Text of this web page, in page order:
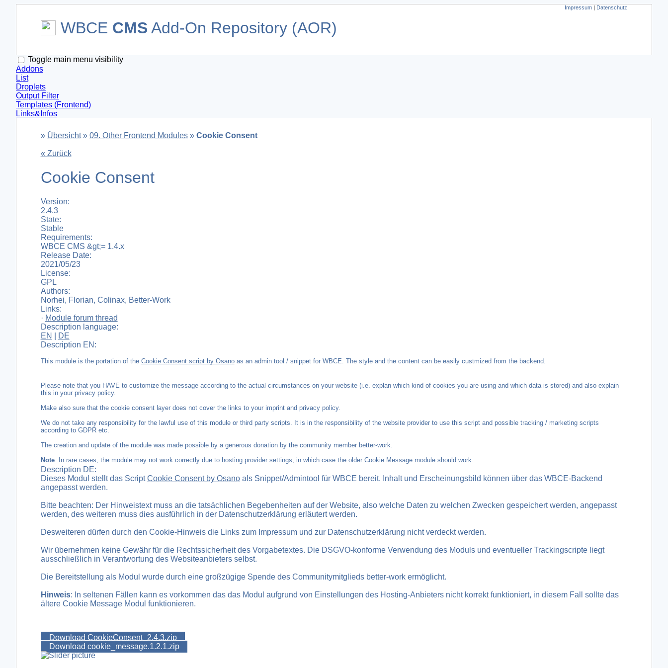
Impressum | Datenschutz
WBCE CMS Add-On Repository (AOR)
Toggle main menu visibility
Addons
List
Droplets
Output Filter
Templates (Frontend)
Links&Infos
» Übersicht» 09. Other Frontend Modules» Cookie Consent
« Zurück
Cookie Consent
Version:
2.4.3
State:
Stable
Requirements:
WBCE CMS &gt;= 1.4.x
Release Date:
2021/05/23
License:
GPL
Authors:
Norhei, Florian, Colinax, Better-Work
Links:
· Module forum thread
Description language:
EN
DE
Description EN:
This module is the portation of the Cookie Consent script by Osanoas an admin tool / snippet for WBCE. The style and the content can be easily custmized from the backend.
Please note that you HAVE to customize the message according to the actual circumstances on your website (i.e. explan which kind of cookies you are using and which data is stored) and also explain
this in your privacy policy.
Make also sure that the cookie consent layer does not cover the links to your imprint and privacy policy.
We do not take any responsibility for the lawful use of this module or third party scripts. It is in the responsibility of the website provider to use this script and possible tracking / marketing scripts
according to GDPR etc.
The creation and update of the module was made possible by a generous donation by the community member better-work.
Note: In rare cases, the module may not work correctly due to hosting provider settings, in which case the older Cookie Message module should work.
Description DE:
Dieses Modul stellt das ScriptCookie Consent by Osanoals Snippet/Admintool für WBCE bereit. Inhalt und Erscheinungsbild können über das WBCE-Backend
angepasst werden.
Bitte beachten: Der Hinweistext muss an die tatsächlichen Begebenheiten auf der Website, also welche Daten zu welchen Zwecken gespeichert werden, angepasst
werden, des weiteren muss dies ausführlich in der Datenschutzerklärung erläutert werden.
Desweiteren dürfen durch den Cookie-Hinweis die Links zum Impressum und zur Datenschutzerklärung nicht verdeckt werden.
Wir übernehmen keine Gewähr für die Rechtssicherheit des Vorgabetextes. Die DSGVO-konforme Verwendung des Moduls und eventueller Trackingscripte liegt
ausschließlich in Verantwortung des Websiteanbieters selbst.
Die Bereitstellung als Modul wurde durch eine großzügige Spende des Communitymitglieds better-work ermöglicht.
Hinweis: In seltenen Fällen kann es vorkommen das das Modul aufgrund von Einstellungen des Hosting-Anbieters nicht korrekt funktioniert, in diesem Fall sollte das
ältere Cookie Message Modul funktionieren.
Download CookieConsent_2.4.3.zip
Download cookie_message.1.2.1.zip